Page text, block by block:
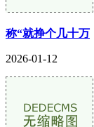
称“就挣个几十万
2026-01-12